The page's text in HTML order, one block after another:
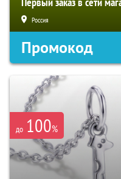
Россия
Промокод
до 100%